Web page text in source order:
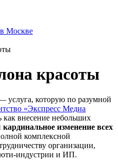
в Москве
красоты
услуга, которую по разумной
«Экспресс Медиа
как внесение небольших
кардинальное изменение всех
комплексной
организации,
индустрии и ИП.